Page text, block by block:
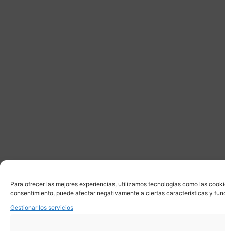
Para ofrecer las mejores experiencias, utilizamos tecnologías como las
consentimiento, puede afectar negativamente a ciertas características y
Gestionar los servicios